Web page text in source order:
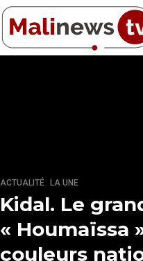
ACTUALITÉ LA UNE
Kidal. Le
« Houmaïssa
couleurs